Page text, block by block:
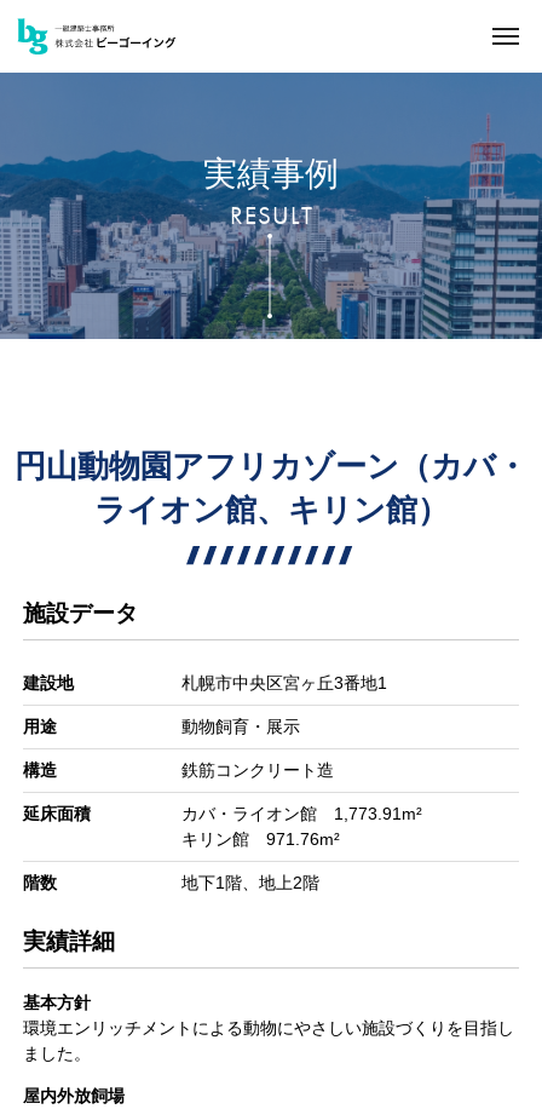
実績事例
RESULT
円山動物園アフリカゾーン（カバ・
ライオン館、キリン館）
施設データ
建設地 札幌市中央区宮ヶ丘3番地1
用途 動物飼育・展示
構造 鉄筋コンクリート造
延床面積
カバ・ライオン館 1,773.91m²
キリン館 971.76m²
階数 地下1階、地上2階
実績詳細
基本方針
環境エンリッチメントによる動物にやさしい施設づくりを目指し
ました。
屋内外放飼場